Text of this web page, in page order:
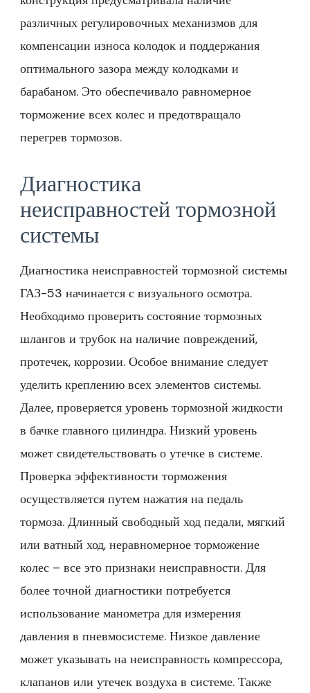
различных регулировочных механизмов для
компенсации износа колодок и поддержания
оптимального зазора между колодками и
барабаном. Это обеспечивало равномерное
торможение всех колес и предотвращало
перегрев тормозов.
Диагностика
неисправностей тормозной
системы
Диагностика неисправностей тормозной системы
ГАЗ-53 начинается с визуального осмотра.
Необходимо проверить состояние тормозных
шлангов и трубок на наличие повреждений,
протечек, коррозии. Особое внимание следует
уделить креплению всех элементов системы.
Далее, проверяется уровень тормозной жидкости
в бачке главного цилиндра. Низкий уровень
может свидетельствовать о утечке в системе.
Проверка эффективности торможения
осуществляется путем нажатия на педаль
тормоза. Длинный свободный ход педали, мягкий
или ватный ход, неравномерное торможение
колес – все это признаки неисправности. Для
более точной диагностики потребуется
использование манометра для измерения
давления в пневмосистеме. Низкое давление
может указывать на неисправность компрессора,
клапанов или утечек воздуха в системе. Также